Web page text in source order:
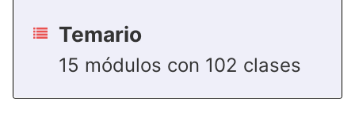
Temario
15 módulos con 102 clases